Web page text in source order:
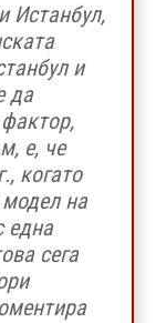
Истанбул,
и
да
е, че
когато
на
една
сега